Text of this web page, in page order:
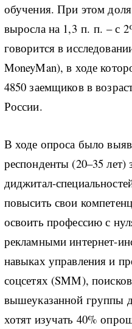
обучения. При этом
выросла на 1,3 п. п. – с
говорится в
MoneyMan), в ходе
4850 заемщиков в
России.
В ходе опроса было
респонденты (20–35 лет)
диджитал-
повысить свои
освоить профессию с
рекламными интернет-
навыках управления и
соцсетях (SMM),
вышеуказанной группы
хотят изучать 40%